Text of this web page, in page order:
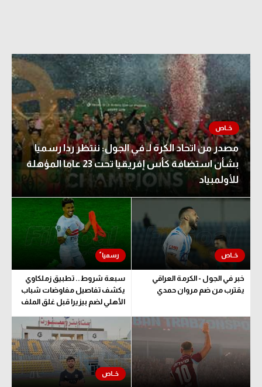
مصدر من اتحاد الكرة لـ في الجول: ننتظر ردا رسميا
بشأن استضافة كأس إفريقيا تحت 23 عاما المؤهلة
للأولمبياد
خبر في الجول - الكرمة العراقي
يقترب من ضم مروان حمدي
سبعة شروط.. تطبيق زملكاوي
يكشف تفاصيل مفاوضات شباب
الأهلي لضم بيزيرا قبل غلق الملف